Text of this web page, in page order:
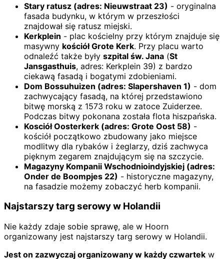
Stary ratusz (adres: Nieuwstraat 23) - oryginalna
fasada budynku, w którym w przeszłości
znajdował się ratusz miejski.
Kerkplein - plac kościelny przy którym znajduje się
masywny kościół Grote Kerk. Przy placu warto
odnaleźć także były szpital św. Jana (St
Jansgasthuis, adres: Kerkplein 39) z bardzo
ciekawą fasadą i bogatymi zdobieniami.
Dom Bossuhuizen (adres: Slapershaven 1) - dom
zachwycający fasadą, na której przedstawiono
bitwę morską z 1573 roku w zatoce Zuiderzee.
Podczas bitwy pokonana została flota hiszpańska.
Kosciół Oosterkerk (adres: Grote Oost 58) -
kościół początkowo zbudowany jako miejsce
modlitwy dla rybaków i żeglarzy, dziś zachwyca
pięknym zegarem znajdującym się na szczycie.
Magazyny Kompanii Wschodnioindyjskiej (adres:
Onder de Boompjes 22) - historyczne magazyny,
na fasadzie możemy zobaczyć herb kompanii.
Najstarszy targ serowy w Holandii
Nie każdy zdaje sobie sprawę, ale w Hoorn
organizowany jest najstarszy targ serowy w Holandii.
Jest on zazwyczaj organizowany w każdy czwartek w